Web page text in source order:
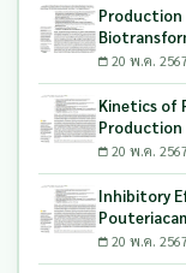
Production
tropicalis
TISTR
20 พ.ค.
Kinetics of
Production
Utilizing
20 พ.ค.
Inhibitory
20 พ.ค.